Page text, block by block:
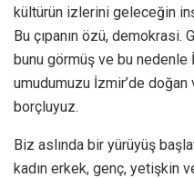
kültürün izlerini geleceğin
Bu çıpanın özü,
bunu görmüş ve bu nedenle
umudumuzu İzmir’de
borçluyuz.
Biz aslında bir yürüyüş
kadın erkek, genç, yetişkin